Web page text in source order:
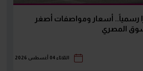
رسمياً.. أسعار ومواصفات أصغر
الثلاثاء 04 أغسطس 2026